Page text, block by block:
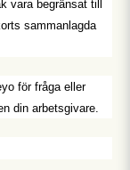
vara begränsat till
sammanlagda
för fråga eller
din arbetsgivare.